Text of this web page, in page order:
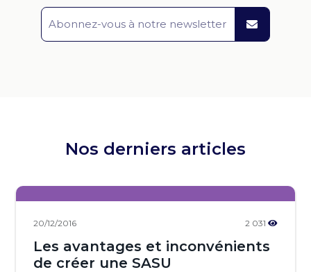
Nos derniers articles
20/12/2016 2 031
Les avantages et inconvénients
de créer une SASU